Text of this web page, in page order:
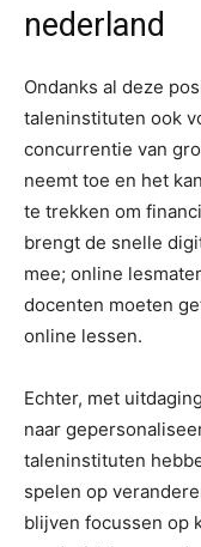
nederland
Ondanks al deze
taleninstituten ook
concurrentie van
neemt toe en het
te trekken om
brengt de snelle
mee; online
docenten moeten
online lessen.
Echter, met
naar
taleninstituten
spelen op
blijven focussen op